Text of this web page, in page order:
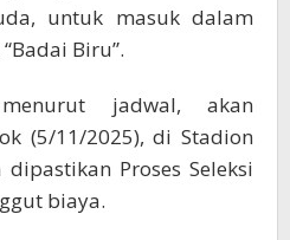
untuk masuk dalam
Biru”.
jadwal, akan
(5/11/2025), di Stadion
Proses Seleksi
biaya.